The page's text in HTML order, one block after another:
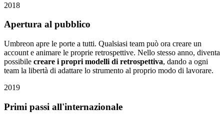
2018
Apertura al pubblico
Umbreon apre le porte a tutti. Qualsiasi team può ora creare un
account e animare le proprie retrospettive. Nello stesso anno, diventa
possibile creare i propri modelli di retrospettiva, dando a ogni
team la libertà di adattare lo strumento al proprio modo di lavorare.
2019
Primi passi all'internazionale